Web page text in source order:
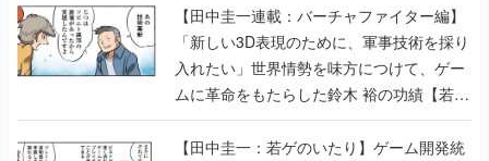
【田中圭一連載：バーチャファイター編】
「新しい3D表現のために、軍事技術を採り
入れたい」世界情勢を味方につけて、ゲー
ムに革命をもたらした鈴木 裕の功績【若ゲ
のいたり】
【田中圭一：若ゲのいたり】ゲーム開発統